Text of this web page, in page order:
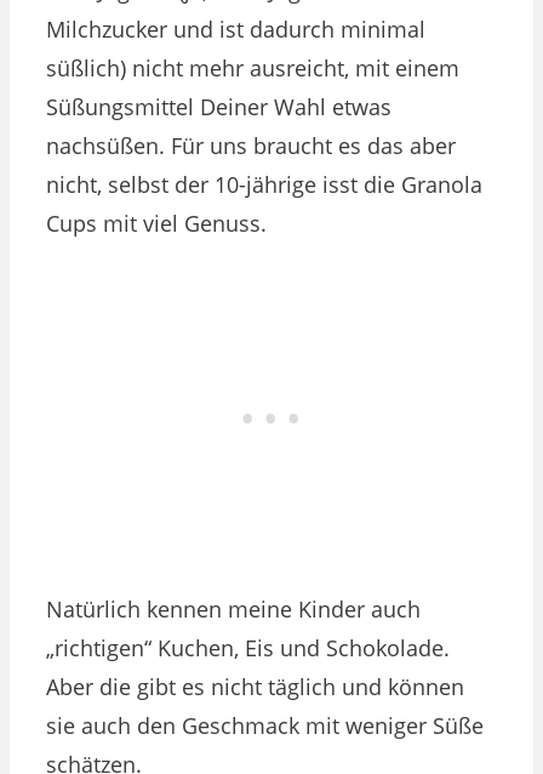
Milchzucker und ist dadurch minimal
süßlich) nicht mehr ausreicht, mit einem
Süßungsmittel Deiner Wahl etwas
nachsüßen. Für uns braucht es das aber
nicht, selbst der 10-jährige isst die Granola
Cups mit viel Genuss.
Natürlich kennen meine Kinder auch
„richtigen“ Kuchen, Eis und Schokolade.
Aber die gibt es nicht täglich und können
sie auch den Geschmack mit weniger Süße
schätzen.